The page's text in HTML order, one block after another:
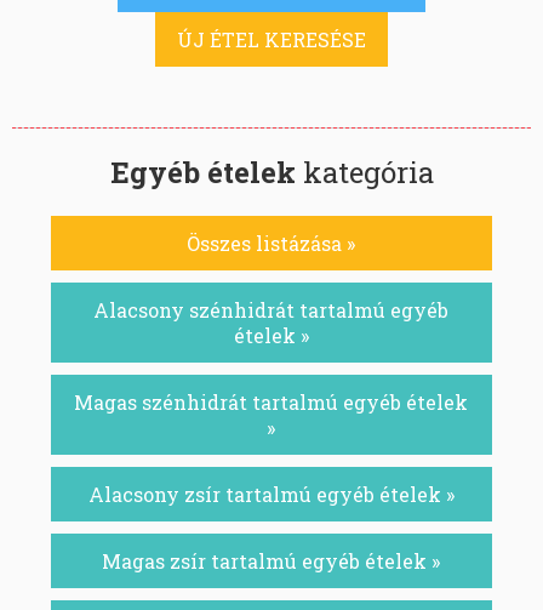
ÚJ ÉTEL KERESÉSE
Egyéb ételek kategória
Összes listázása »
Alacsony szénhidrát tartalmú egyéb
ételek »
Magas szénhidrát tartalmú egyéb ételek
»
Alacsony zsír tartalmú egyéb ételek »
Magas zsír tartalmú egyéb ételek »